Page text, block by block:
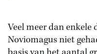
Veel meer dan
Noviomagus niet